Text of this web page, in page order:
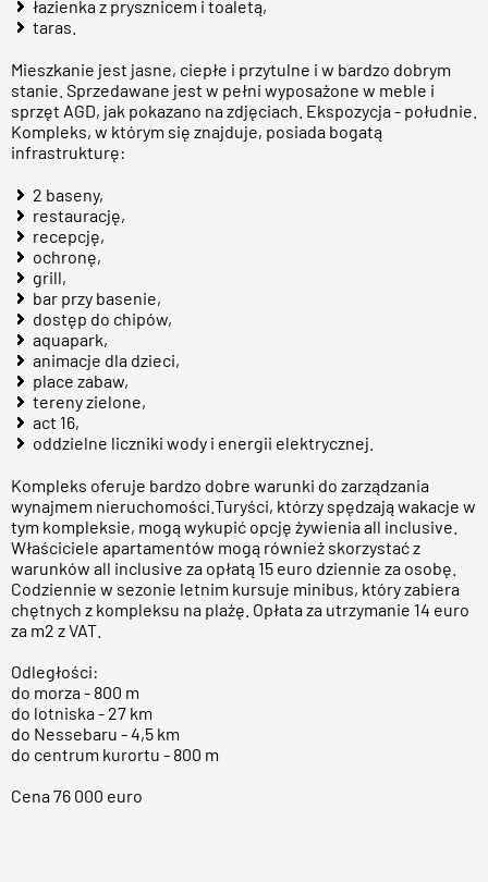
łazienka z prysznicem i toaletą,
taras.
Mieszkanie jest jasne, ciepłe i przytulne i w bardzo dobrym
stanie. Sprzedawane jest w pełni wyposażone w meble i
sprzęt AGD, jak pokazano na zdjęciach. Ekspozycja - południe.
Kompleks, w którym się znajduje, posiada bogatą
infrastrukturę:
2 baseny,
restaurację,
recepcję,
ochronę,
grill,
bar przy basenie,
dostęp do chipów,
aquapark,
animacje dla dzieci,
place zabaw,
tereny zielone,
act 16,
oddzielne liczniki wody i energii elektrycznej.
Kompleks oferuje bardzo dobre warunki do zarządzania
wynajmem nieruchomości.Turyści, którzy spędzają wakacje w
tym kompleksie, mogą wykupić opcję żywienia all inclusive.
Właściciele apartamentów mogą również skorzystać z
warunków all inclusive za opłatą 15 euro dziennie za osobę.
Codziennie w sezonie letnim kursuje minibus, który zabiera
chętnych z kompleksu na plażę. Opłata za utrzymanie 14 euro
za m2 z VAT.
Odległości:
do morza - 800 m
do lotniska - 27 km
do Nessebaru - 4,5 km
do centrum kurortu - 800 m
Cena 76 000 euro